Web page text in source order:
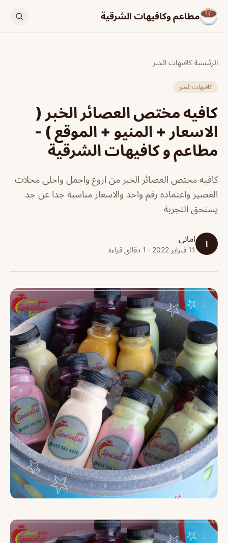
مطاعم وكافيهات الشرقية
الرئيسية/كافيهات الخبر
كافيهات الخبر
كافيه مختص العصائر الخبر (
الاسعار + المنيو + الموقع ) -
مطاعم و كافيهات الشرقية
كافيه مختص العصائر الخبر من اروع واجمل واحلى محلات
العصير واعتماده رقم واحد والاسعار مناسبة جدا عن جد
يستحق التجربة
ا اماني
11 فبراير 2022 · 1 دقائق قراءة